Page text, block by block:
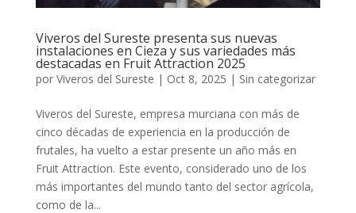
Viveros del Sureste presenta sus nuevas
instalaciones en Cieza y sus variedades más
destacadas en Fruit Attraction 2025
por Viveros del Sureste | Oct 8, 2025 | Sin categorizar
Viveros del Sureste, empresa murciana con más de
cinco décadas de experiencia en la producción de
frutales, ha vuelto a estar presente un año más en
Fruit Attraction. Este evento, considerado uno de los
más importantes del mundo tanto del sector agrícola,
como de la...